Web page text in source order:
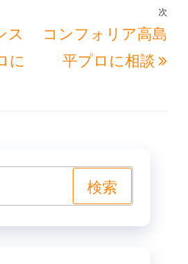
ス
に
次
次
コンフォリア高島
平プロに相談